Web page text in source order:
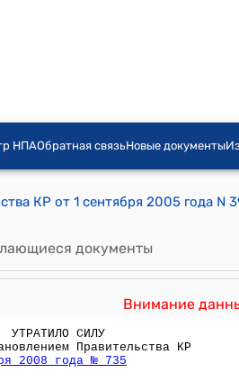
НПАОбратная связьНовые документы
документы
Внимание